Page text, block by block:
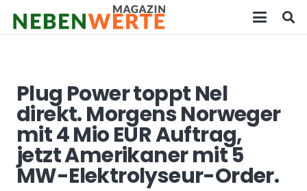
Plug Power toppt Nel
direkt. Morgens Norweger
mit 4 Mio EUR Auftrag,
jetzt Amerikaner mit 5
MW-Elektrolyseur-Order.